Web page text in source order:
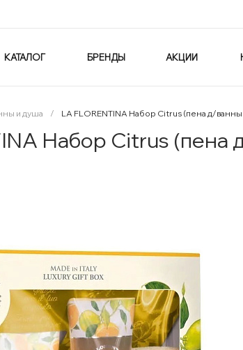
КАТАЛОГ БРЕНДЫ АКЦИИ
и душа / LA FLORENTINA Набор Citrus (пена д/
Набор Citrus (пена